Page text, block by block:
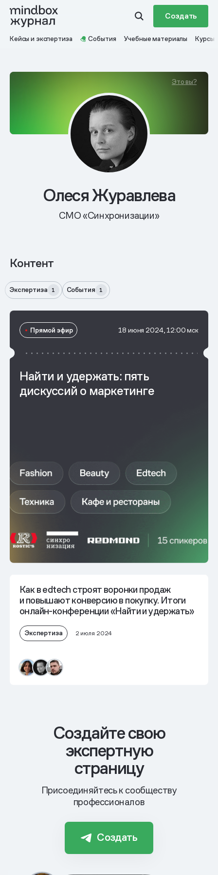
Создать
Кейсы и экспертиза События Учебные материалы Курсы
Это вы?
Олеся Журавлева
CMO «Синхронизации»
Контент
Экспертиза 1 События 1
Прямой эфир 18 июня 2024, 12:00 мск
Найти и удержать: пять
дискуссий о маркетинге
Как в edtech строят воронки продаж
и повышают конверсию в покупку. Итоги
онлайн-конференции «Найти и удержать»
Экспертиза 2 июля 2024
Cоздайте свою
экспертную
страницу
Присоединяйтесь к сообществу
профессионалов
Создать